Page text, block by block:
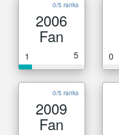
0/5 ranks
2006
Fan
1 5 0
0/5 ranks
2009
Fan